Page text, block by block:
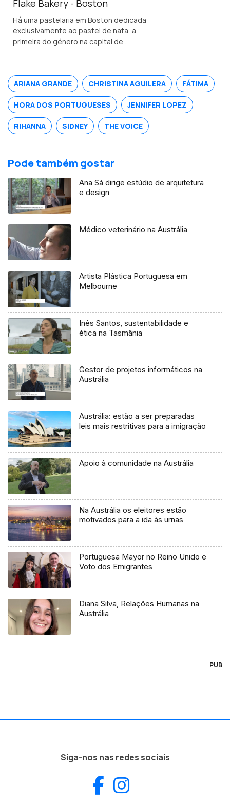
Flake Bakery - Boston
Há uma pastelaria em Boston dedicada
exclusivamente ao pastel de nata, a
primeira do género na capital de
ARIANA GRANDE CHRISTINA AGUILERA FÁTIMA
HORA DOS PORTUGUESES JENNIFER LOPEZ
RIHANNA SIDNEY THE VOICE
Pode também gostar
Ana Sá dirige estúdio de arquitetura
e design
Médico veterinário na Austrália
Artista Plástica Portuguesa em
Melbourne
Inês Santos, sustentabilidade e
ética na Tasmânia
Gestor de projetos informáticos na
Austrália
Austrália: estão a ser preparadas
leis mais restritivas para a imigração
Apoio à comunidade na Austrália
Na Austrália os eleitores estão
motivados para a ida às urnas
Portuguesa Mayor no Reino Unido e
Voto dos Emigrantes
Diana Silva, Relações Humanas na
Austrália
PUB
Siga-nos nas redes sociais
Facebook